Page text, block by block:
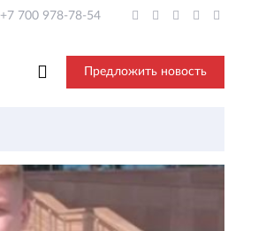
+7 700 978-78-54
Предложить новость